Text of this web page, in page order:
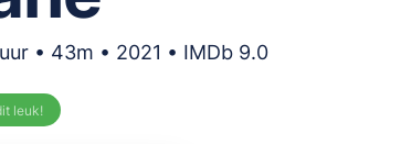
• 43m • 2021 • IMDb 9.0
leuk!